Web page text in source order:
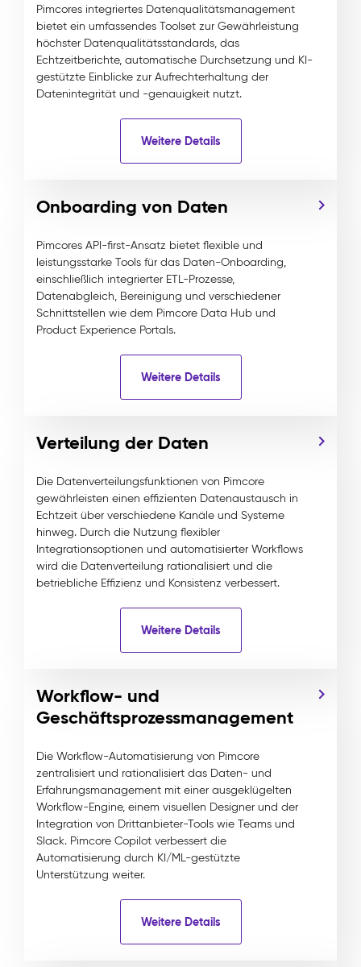
Pimcores integriertes Datenqualitätsmanagement
bietet ein umfassendes Toolset zur Gewährleistung
höchster Datenqualitätsstandards, das
Echtzeitberichte, automatische Durchsetzung und KI-
gestützte Einblicke zur Aufrechterhaltung der
Datenintegrität und -genauigkeit nutzt.
Weitere Details
Onboarding von Daten
Pimcores API-first-Ansatz bietet flexible und
leistungsstarke Tools für das Daten-Onboarding,
einschließlich integrierter ETL-Prozesse,
Datenabgleich, Bereinigung und verschiedener
Schnittstellen wie dem Pimcore Data Hub und
Product Experience Portals.
Weitere Details
Verteilung der Daten
Die Datenverteilungsfunktionen von Pimcore
gewährleisten einen effizienten Datenaustausch in
Echtzeit über verschiedene Kanäle und Systeme
hinweg. Durch die Nutzung flexibler
Integrationsoptionen und automatisierter Workflows
wird die Datenverteilung rationalisiert und die
betriebliche Effizienz und Konsistenz verbessert.
Weitere Details
Workflow- und
Geschäftsprozessmanagement
Die Workflow-Automatisierung von Pimcore
zentralisiert und rationalisiert das Daten- und
Erfahrungsmanagement mit einer ausgeklügelten
Workflow-Engine, einem visuellen Designer und der
Integration von Drittanbieter-Tools wie Teams und
Slack. Pimcore Copilot verbessert die
Automatisierung durch KI/ML-gestützte
Unterstützung weiter.
Weitere Details